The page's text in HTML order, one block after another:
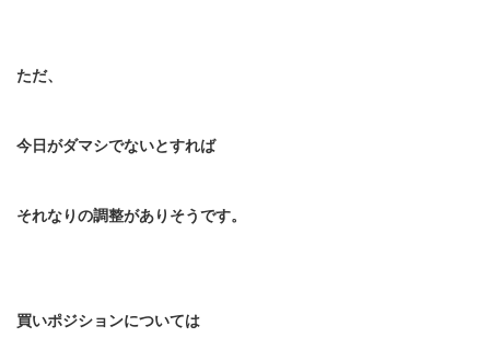
ただ、
今日がダマシでないとすれば
それなりの調整がありそうです。
買いポジションについては